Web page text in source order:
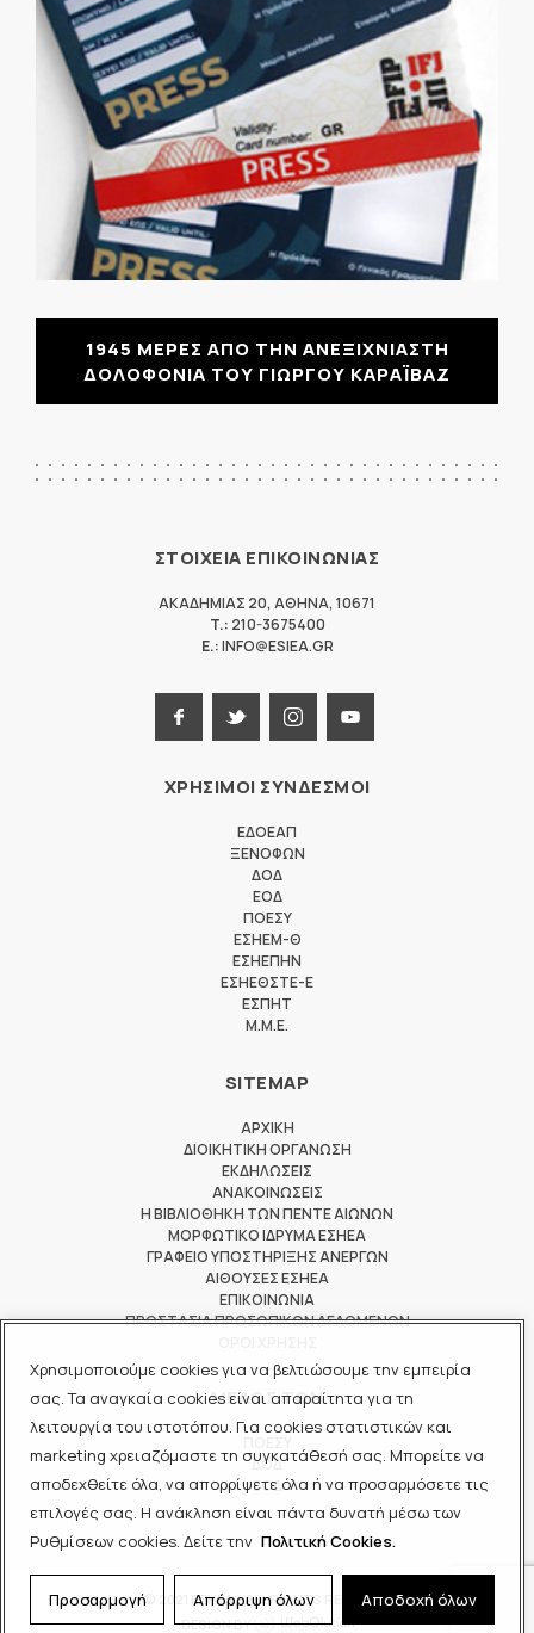
Χρησιμοποιούμε cookies για να βελτιώσουμε την εμπειρία
σας. Τα αναγκαία cookies είναι απαραίτητα για τη
λειτουργία του ιστοτόπου. Για cookies στατιστικών και
marketing χρειαζόμαστε τη συγκατάθεσή σας. Μπορείτε να
αποδεχθείτε όλα, να απορρίψετε όλα ή να προσαρμόσετε τις
επιλογές σας. Η ανάκληση είναι πάντα δυνατή μέσω των
Ρυθμίσεων cookies. Δείτε την Πολιτική Cookies.
Προσαρμογή Απόρριψη όλων Αποδοχή όλων
1945 ΜΕΡΕΣ ΑΠΟ ΤΗΝ ΑΝΕΞΙΧΝΙΑΣΤΗ
ΔΟΛΟΦΟΝΙΑ ΤΟΥ ΓΙΩΡΓΟΥ ΚΑΡΑΪΒΑΖ
ΣΤΟΙΧΕΙΑ ΕΠΙΚΟΙΝΩΝΙΑΣ
ΑΚΑΔΗΜΙΑΣ 20, ΑΘΗΝΑ, 10671
T.: 210-3675400
E.:INFO@ESIEA.GR
ΧΡΗΣΙΜΟΙ ΣΥΝΔΕΣΜΟΙ
ΕΔΟΕΑΠ
ΞΕΝΟΦΩΝ
ΔΟΔ
ΕΟΔ
ΠΟΕΣΥ
ΕΣΗΕΜ-Θ
ΕΣΗΕΠΗΝ
ΕΣΗΕΘΣΤΕ-Ε
ΕΣΠΗΤ
M.M.E.
SITEMAP
ΑΡΧΙΚΗ
ΔΙΟΙΚΗΤΙΚΗ ΟΡΓΑΝΩΣΗ
ΕΚΔΗΛΩΣΕΙΣ
ΑΝΑΚΟΙΝΩΣΕΙΣ
Η ΒΙΒΛΙΟΘΗΚΗ ΤΩΝ ΠΕΝΤΕ ΑΙΩΝΩΝ
ΜΟΡΦΩΤΙΚΟ ΙΔΡΥΜΑ ΕΣΗΕΑ
ΓΡΑΦΕΙΟ ΥΠΟΣΤΗΡΙΞΗΣ ΑΝΕΡΓΩΝ
ΑΙΘΟΥΣΕΣ ΕΣΗΕΑ
ΕΠΙΚΟΙΝΩΝΙΑ
ΠΡΟΣΤΑΣΙΑ ΠΡΟΣΩΠΙΚΩΝ ΔΕΔΟΜΕΝΩΝ
ΜΕΛΟΣ ΤΩΝ
ΔΟΔ
ΕΟΔ
© 2021 ΕΣΗΕΑ - ALL RIGHTS RESERVED
DESIGN BY